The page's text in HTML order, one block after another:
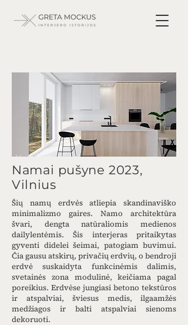
Namai pušyne 2023,
Vilnius
Šių namų erdvės atliepia skandinaviško
minimalizmo gaires. Namo architektūra
švari, dengta natūraliomis medienos
dailylentėmis. Šis interjeras pritaikytas
gyventi didelei šeimai, patogiam buvimui.
Čia gausu atskirų, privačių erdvių, o bendroji
erdvė suskaidyta funkcinėmis dalimis,
svetainės zona modulinė, keičiama pagal
poreikius. Erdvėse jungiasi betono tekstūros
ir atspalviai, šviesus medis, ilgaamžės
medžiagos ir balti atspalviai sienoms
dekoruoti.